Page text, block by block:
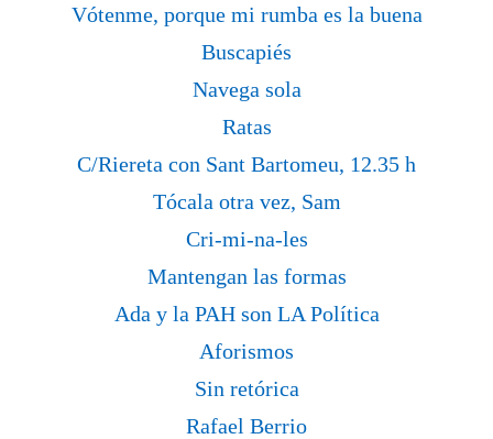
Vótenme, porque mi rumba es la buena
Buscapiés
Navega sola
Ratas
C/Riereta con Sant Bartomeu, 12.35 h
Tócala otra vez, Sam
Cri-mi-na-les
Mantengan las formas
Ada y la PAH son LA Política
Aforismos
Sin retórica
Rafael Berrio